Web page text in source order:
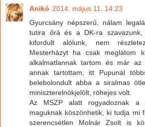
Anikó 2014. május 11. 14:23
Gyurcsány népszerű, nálam
tutira őrá és a DK-ra
kifordult alólunk, nem
Mesterházyt ha csak meglátom
alkalmatlannak tartom és már
annak tartottam, itt Pupunál
belebolondult abba a siralmas
miniszterelnökjelölt, röhejes volt.
Az MSZP alatt rogyadoznak
maguknak köszönhetik, ki tudja mi
szerencsétlen Molnár Zsolt is